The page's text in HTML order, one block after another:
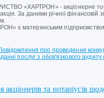
«ХАРТРОН» - акціонерне
За даними річної фінансовій
є материнським
про проведення
послуг з обов'язкового
акціонерів та нотаріусів